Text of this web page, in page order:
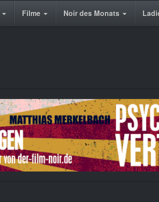
Filme Noir des Monats